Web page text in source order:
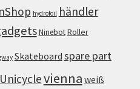
hydrofoil händler
NinebotRoller
Skateboard spare part
Unicyclevienna weiß